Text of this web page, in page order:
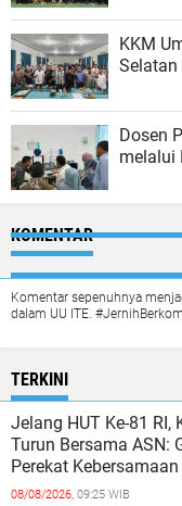
KKM
Dosen
melalui
KOMENTAR
Komentar sepenuhnya
dalam UU ITE.
TERKINI
Jelang HUT Ke-81 RI,
Turun Bersama ASN:
Perekat Kebersamaan
08/08/2026, 09:25 WIB